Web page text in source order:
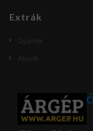
Extrák
Gyártók
Akciók